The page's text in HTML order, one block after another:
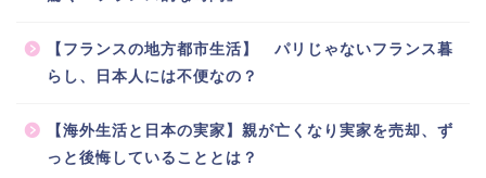
【フランスの地方都市生活】 パリじゃないフランス暮
らし、日本人には不便なの？
【海外生活と日本の実家】親が亡くなり実家を売却、ず
っと後悔していることとは？